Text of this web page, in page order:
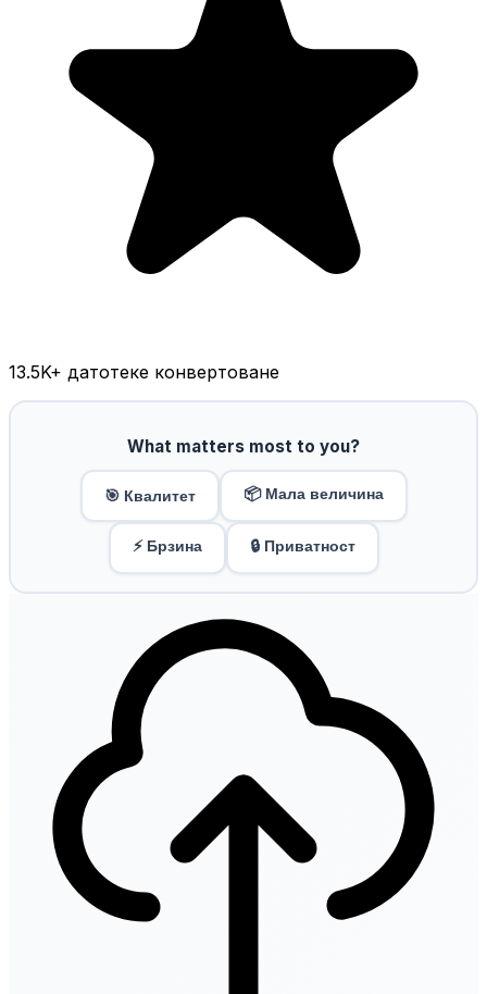
13.5K+ датотеке конвертоване
What matters most to you?
🎯 Квалитет 📦 Мала величина
⚡ Брзина 🔒 Приватност